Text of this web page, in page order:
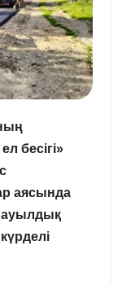
бесігі»
аясында
ауылдық